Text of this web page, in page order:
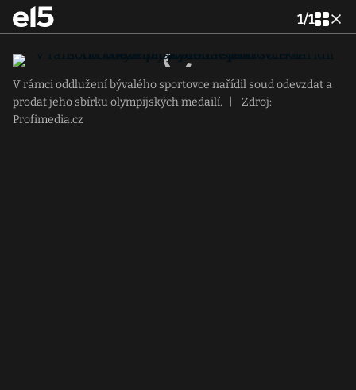
1/1
V rámci oddlužení bývalého sportovce nařídil soud odevzdat a
prodat jeho sbírku olympijských medailí.
Zdroj:
Profimedia.cz